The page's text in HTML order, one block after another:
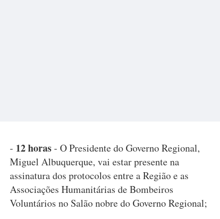
- 12 horas- O Presidente do Governo Regional,
Miguel Albuquerque, vai estar presente na
assinatura dos protocolos entre a Região e as
Associações Humanitárias de Bombeiros
Voluntários no Salão nobre do Governo Regional;